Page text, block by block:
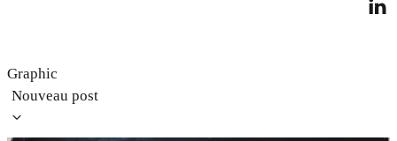
Graphic
Nouveau post